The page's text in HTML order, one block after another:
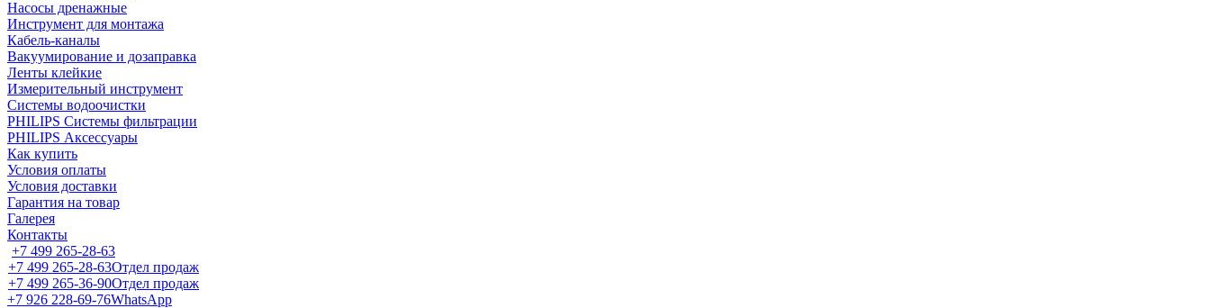
Насосы дренажные
Инструмент для монтажа
Кабель-каналы
Вакуумирование и дозаправка
Ленты клейкие
Измерительный инструмент
Системы водоочистки
PHILIPS Системы фильтрации
PHILIPS Аксессуары
Как купить
Условия оплаты
Условия доставки
Гарантия на товар
Галерея
Контакты
+7 499 265-28-63
+7 499 265-28-63Отдел продаж
+7 499 265-36-90Отдел продаж
+7 926 228-69-76WhatsApp